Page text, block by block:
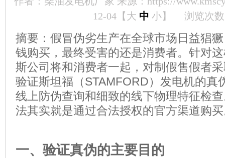
12-04【 大 中 小】 浏览次
摘要：假冒伪劣生产在全球市场日益猖
钱购买，最终受害的还是消费者。针对
斯公司将和消费者一起，对制假售假者
验证斯坦福（STAMFORD）发电机的真
线上防伪查询和细致的线下物理特征检
法其实就是通过合法授权的官方渠道购
一、验证真伪的主要目的